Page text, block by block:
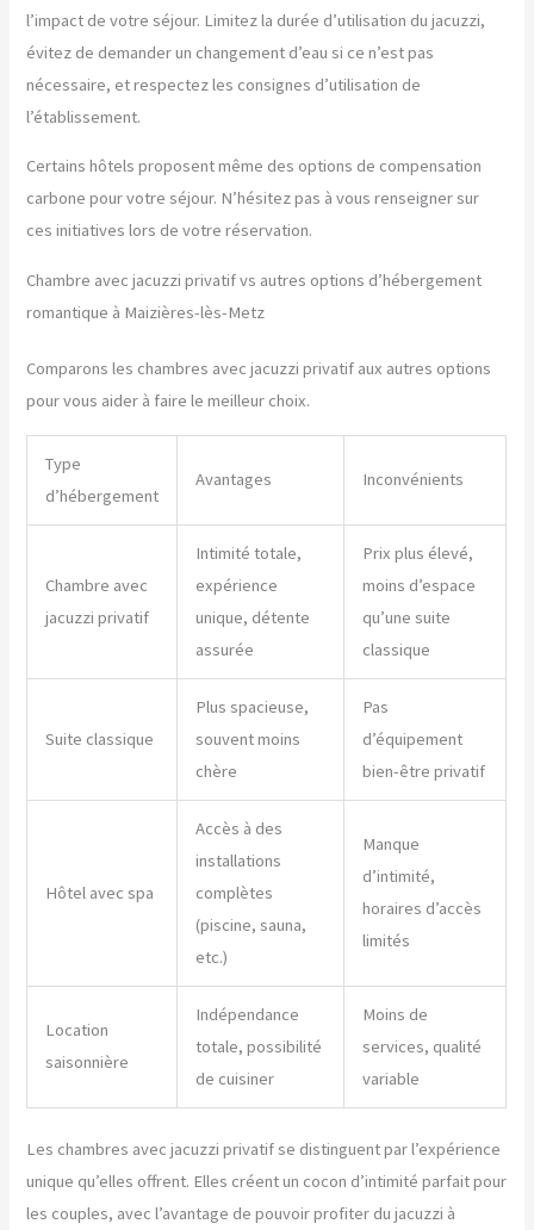
l’impact de votre séjour. Limitez la durée d’utilisation du jacuzzi,
évitez de demander un changement d’eau si ce n’est pas
nécessaire, et respectez les consignes d’utilisation de
l’établissement.
Certains hôtels proposent même des options de compensation
carbone pour votre séjour. N’hésitez pas à vous renseigner sur
ces initiatives lors de votre réservation.
Chambre avec jacuzzi privatif vs autres options d’hébergement
romantique à Maizières-lès-Metz
Comparons les chambres avec jacuzzi privatif aux autres options
pour vous aider à faire le meilleur choix.
Type
d’hébergement
Avantages Inconvénients
Chambre avec
jacuzzi privatif
Intimité totale,
expérience
unique, détente
assurée
Prix plus élevé,
moins d’espace
qu’une suite
classique
Suite classique
Plus spacieuse,
souvent moins
chère
Pas
d’équipement
bien-être privatif
Hôtel avec spa
Accès à des
installations
complètes
(piscine, sauna,
etc.)
Manque
d’intimité,
horaires d’accès
limités
Location
saisonnière
Indépendance
totale, possibilité
de cuisiner
Moins de
services, qualité
variable
Les chambres avec jacuzzi privatif se distinguent par l’expérience
unique qu’elles offrent. Elles créent un cocon d’intimité parfait pour
les couples, avec l’avantage de pouvoir profiter du jacuzzi à